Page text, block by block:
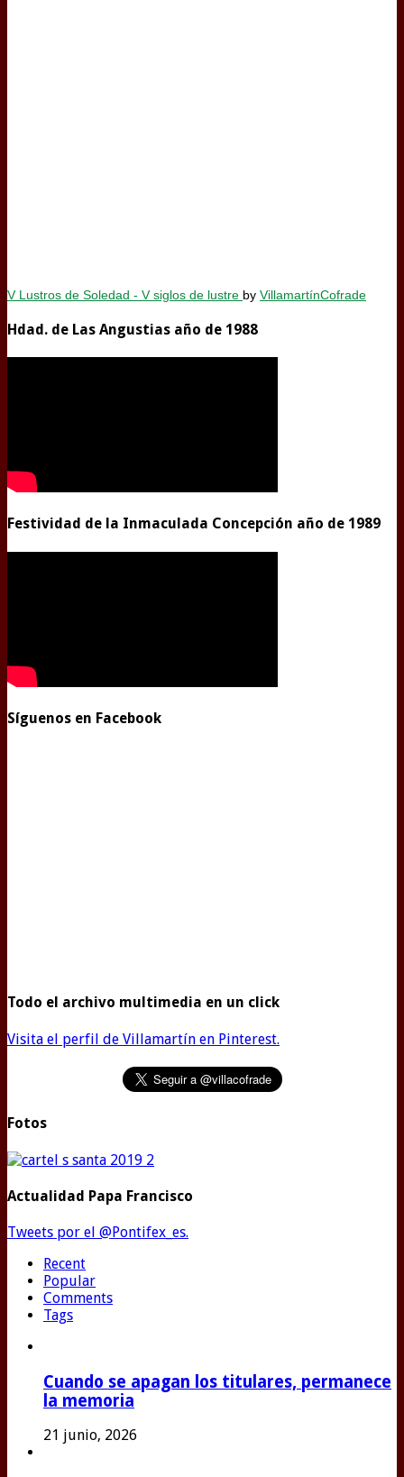
V Lustros de Soledad - V siglos de lustre by VillamartínCofrade
Hdad. de Las Angustias año de 1988
Festividad de la Inmaculada Concepción año de 1989
Síguenos en Facebook
Todo el archivo multimedia en un click
Visita el perfil de Villamartín en Pinterest.
Fotos
Actualidad Papa Francisco
Tweets por el @Pontifex_es.
Recent
Popular
Comments
Tags
Cuando se apagan los titulares, permanece
la memoria
21 junio, 2026